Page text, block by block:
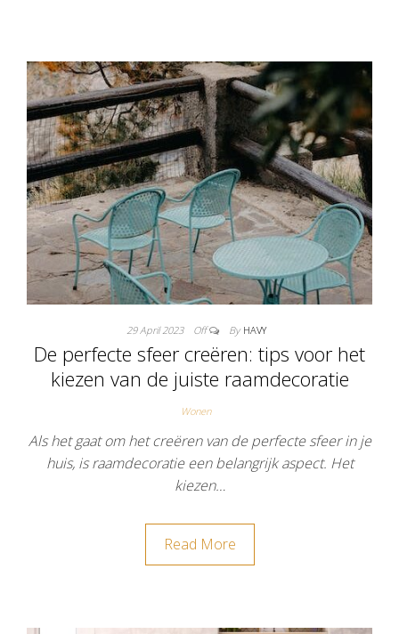
29 April 2023 Off By HAVY
De perfecte sfeer creëren: tips voor het
kiezen van de juiste raamdecoratie
Wonen
Als het gaat om het creëren van de perfecte sfeer in je
huis, is raamdecoratie een belangrijk aspect. Het
kiezen…
Read More